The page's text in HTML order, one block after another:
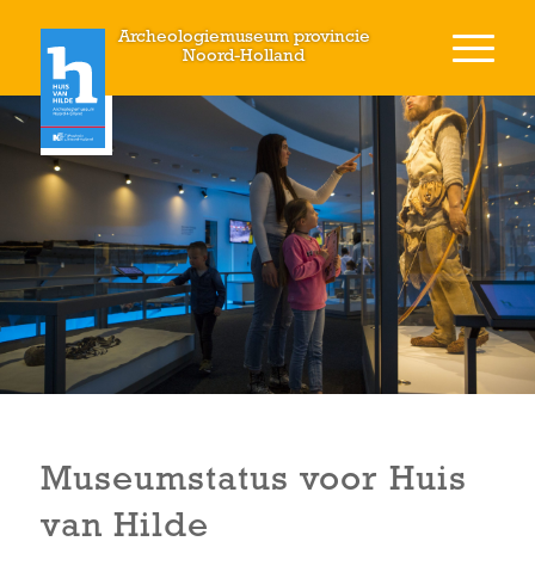
Archeologiemuseum provincie
Noord-Holland
Museumstatus voor Huis
van Hilde